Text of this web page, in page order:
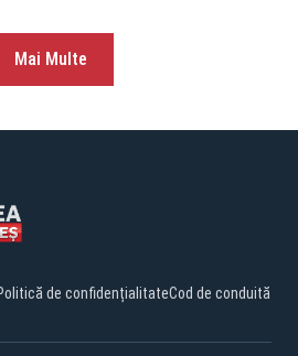
Mai Multe
de confidențialitateCod de conduită